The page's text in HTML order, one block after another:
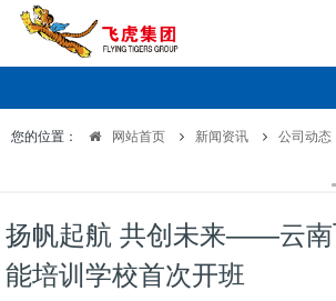
您的位置： 网站首页 新闻资讯 公司动态
扬帆起航 共创未来——云南
能培训学校首次开班